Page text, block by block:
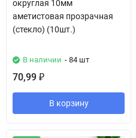
округлая 10мм
аметистовая прозрачная
(стекло) (10шт.)
В наличии - 84 шт
70,99 ₽
В корзину